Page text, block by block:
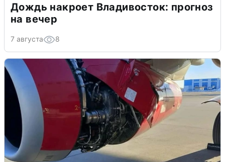
Дождь накроет Владивосток: прогноз
на вечер
7 августа 8